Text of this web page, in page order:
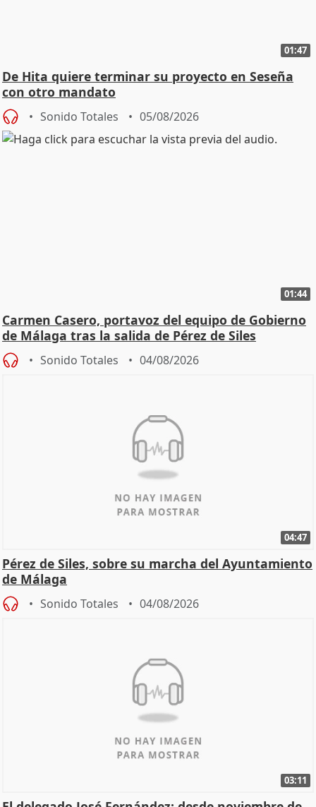
01:47
De Hita quiere terminar su proyecto en Seseña
con otro mandato
Sonido Totales 05/08/2026
01:44
Carmen Casero, portavoz del equipo de Gobierno
de Málaga tras la salida de Pérez de Siles
Sonido Totales 04/08/2026
04:47
Pérez de Siles, sobre su marcha del Ayuntamiento
de Málaga
Sonido Totales 04/08/2026
03:11